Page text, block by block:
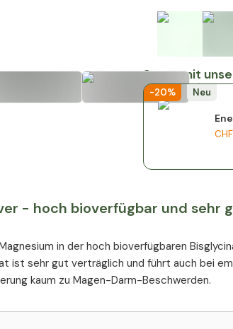
Spare mit
-20% Neu
CHF
- hoch bioverfügbar und sehr
in der hoch bioverfügbaren
ist sehr gut verträglich und führt auch bei
kaum zu Magen-Darm-Beschwerden.